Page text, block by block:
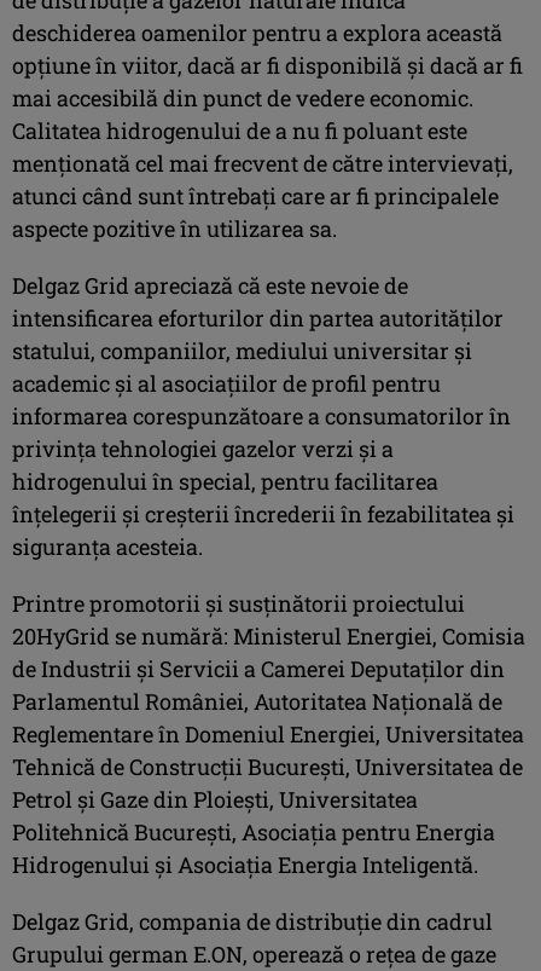
deschiderea oamenilor pentru a explora această
opțiune în viitor, dacă ar fi disponibilă și dacă ar fi
mai accesibilă din punct de vedere economic.
Calitatea hidrogenului de a nu fi poluant este
menționată cel mai frecvent de către intervievați,
atunci când sunt întrebați care ar fi principalele
aspecte pozitive în utilizarea sa.
Delgaz Grid apreciază că este nevoie de
intensificarea eforturilor din partea autorităților
statului, companiilor, mediului universitar și
academic și al asociațiilor de profil pentru
informarea corespunzătoare a consumatorilor în
privința tehnologiei gazelor verzi și a
hidrogenului în special, pentru facilitarea
înțelegerii și creșterii încrederii în fezabilitatea și
siguranța acesteia.
Printre promotorii și susținătorii proiectului
20HyGrid se numără: Ministerul Energiei, Comisia
de Industrii și Servicii a Camerei Deputaților din
Parlamentul României, Autoritatea Națională de
Reglementare în Domeniul Energiei, Universitatea
Tehnică de Construcții București, Universitatea de
Petrol și Gaze din Ploiești, Universitatea
Politehnică București, Asociația pentru Energia
Hidrogenului și Asociația Energia Inteligentă.
Delgaz Grid, compania de distribuție din cadrul
Grupului german E.ON, operează o reţea de gaze